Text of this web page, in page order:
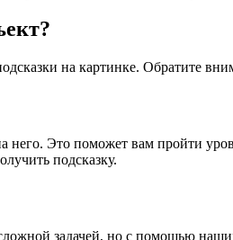
на картинке. Обратите
Это поможет вам пройти
подсказку.
задачей, но с помощью